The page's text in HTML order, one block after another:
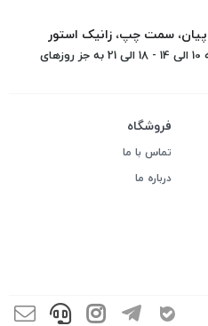
سمت چپ، زانیک استور
ساعت پاسخگویی : شنبه تا چهارشنبه 10 الی 14 - 18 الی 21 به جز روزهای
فروشگاه
تماس با ما
درباره ما